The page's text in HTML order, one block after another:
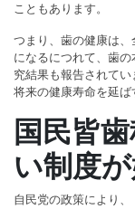
こともあります。
つまり、歯の健康は
になるにつれて、歯
究結果も報告されてい
将来の健康寿命を延ば
国民皆
い制度
自民党の政策により